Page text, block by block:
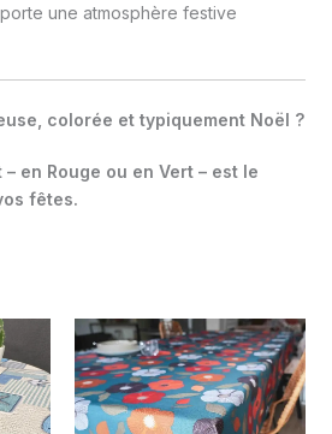
une atmosphère festive
colorée et typiquement Noël ?
en Rouge ou en Vert – est le
fêtes.
Plage
de
prix :
15.00€
à
25.00€